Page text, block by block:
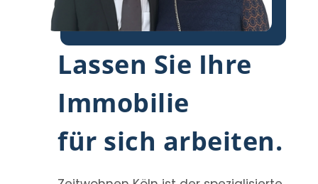
Lassen Sie Ihre
Immobilie
für sich arbeiten.